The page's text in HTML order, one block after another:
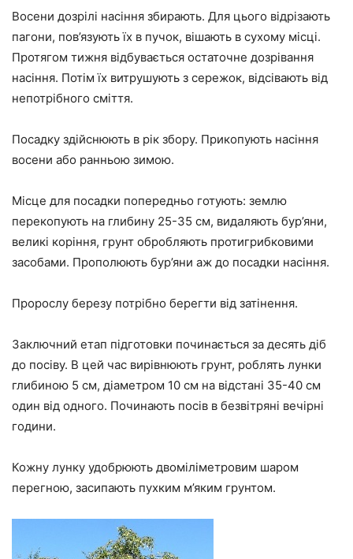
Восени дозрілі насіння збирають. Для цього відрізають
пагони, пов’язують їх в пучок, вішають в сухому місці.
Протягом тижня відбувається остаточне дозрівання
насіння. Потім їх витрушують з сережок, відсівають від
непотрібного сміття.
Посадку здійснюють в рік збору. Прикопують насіння
восени або ранньою зимою.
Місце для посадки попередньо готують: землю
перекопують на глибину 25-35 см, видаляють бур’яни,
великі коріння, грунт обробляють протигрибковими
засобами. Прополюють бур’яни аж до посадки насіння.
Пророслу березу потрібно берегти від затінення.
Заключний етап підготовки починається за десять діб
до посіву. В цей час вирівнюють грунт, роблять лунки
глибиною 5 см, діаметром 10 см на відстані 35-40 см
один від одного. Починають посів в безвітряні вечірні
години.
Кожну лунку удобрюють двоміліметровим шаром
перегною, засипають пухким м’яким грунтом.